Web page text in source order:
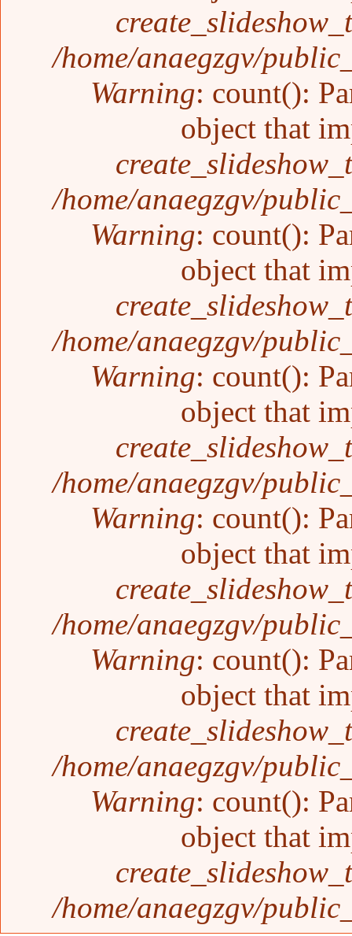
/home/anaegzgv/
Warning: count():
object that
/home/anaegzgv/
Warning: count():
object that
/home/anaegzgv/
Warning: count():
object that
/home/anaegzgv/
Warning: count():
object that
/home/anaegzgv/
Warning: count():
object that
/home/anaegzgv/
Warning: count():
object that
/home/anaegzgv/